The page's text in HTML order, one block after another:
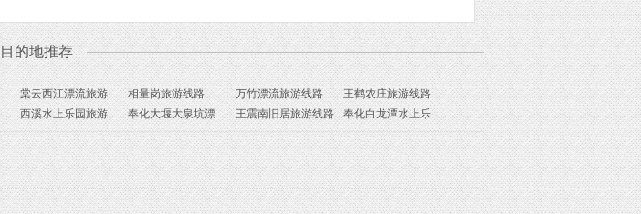
目的地推荐
棠云西江漂流旅游线路 相量岗旅游线路 万竹漂流旅游线路
王鹤农庄旅游线路
黄贤海上长城森林公园旅游线路 西溪水上乐园旅游线路 奉化大堰大泉坑漂流旅游线路 王震南旧居旅游线路 奉化白龙潭水上乐园旅游线路